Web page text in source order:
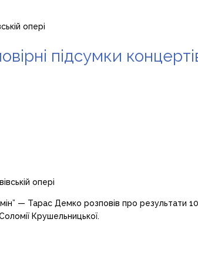
опері
підсумки
— Тарас Демко розповів про результати 10
Крушельницької.